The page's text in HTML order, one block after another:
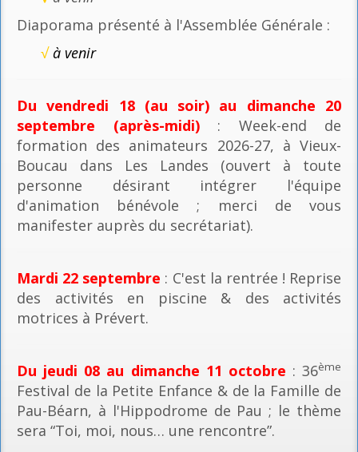
Diaporama présenté à l'Assemblée Générale :
√à venir
Du vendredi 18 (au soir) au dimanche 20
septembre (après-midi): Week-end de
formation des animateurs 2026-27, à Vieux-
Boucau dans Les Landes (ouvert à toute
personne désirant intégrer l'équipe
d'animation bénévole ; merci de vous
manifester auprès du secrétariat).
Mardi 22 septembre : C'est la rentrée ! Reprise
des activités en piscine & des activités
motrices à Prévert.
Du jeudi 08 au dimanche 11 octobre : 36ème
Festival de la Petite Enfance & de la Famille de
Pau-Béarn, à l'Hippodrome de Pau ; le thème
sera “Toi, moi, nous… une rencontre”.